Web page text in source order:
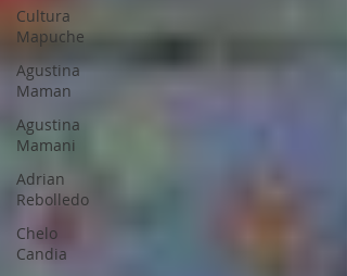
Cultura
Mapuche
Agustina
Maman
Agustina
Mamani
Adrian
Rebolledo
Chelo
Candia